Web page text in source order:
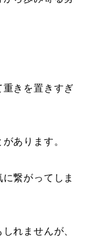
きを置きすぎ
あります。
繋がってしま
れませんが、